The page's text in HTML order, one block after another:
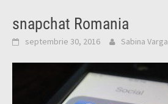
snapchat Romania
septembrie 30, 2016 Sabina Varga